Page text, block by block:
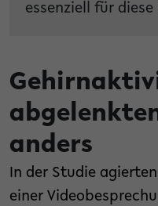
essenziell für diese
anders
In der Studie
einer